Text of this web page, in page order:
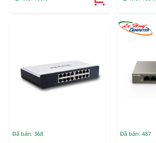
Đã bán: 368 Đã bán: 487